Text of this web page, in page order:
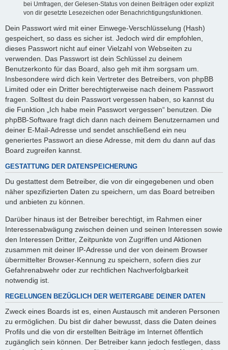
bei Umfragen, der Gelesen-Status von deinen Beiträgen oder explizit
von dir gesetzte Lesezeichen oder Benachrichtigungsfunktionen.
Dein Passwort wird mit einer Einwege-Verschlüsselung (Hash)
gespeichert, so dass es sicher ist. Jedoch wird dir empfohlen,
dieses Passwort nicht auf einer Vielzahl von Webseiten zu
verwenden. Das Passwort ist dein Schlüssel zu deinem
Benutzerkonto für das Board, also geh mit ihm sorgsam um.
Insbesondere wird dich kein Vertreter des Betreibers, von phpBB
Limited oder ein Dritter berechtigterweise nach deinem Passwort
fragen. Solltest du dein Passwort vergessen haben, so kannst du
die Funktion „Ich habe mein Passwort vergessen“ benutzen. Die
phpBB-Software fragt dich dann nach deinem Benutzernamen und
deiner E-Mail-Adresse und sendet anschließend ein neu
generiertes Passwort an diese Adresse, mit dem du dann auf das
Board zugreifen kannst.
GESTATTUNG DER DATENSPEICHERUNG
Du gestattest dem Betreiber, die von dir eingegebenen und oben
näher spezifizierten Daten zu speichern, um das Board betreiben
und anbieten zu können.
Darüber hinaus ist der Betreiber berechtigt, im Rahmen einer
Interessenabwägung zwischen deinen und seinen Interessen sowie
den Interessen Dritter, Zeitpunkte von Zugriffen und Aktionen
zusammen mit deiner IP-Adresse und der von deinem Browser
übermittelter Browser-Kennung zu speichern, sofern dies zur
Gefahrenabwehr oder zur rechtlichen Nachverfolgbarkeit
notwendig ist.
REGELUNGEN BEZÜGLICH DER WEITERGABE DEINER DATEN
Zweck eines Boards ist es, einen Austausch mit anderen Personen
zu ermöglichen. Du bist dir daher bewusst, dass die Daten deines
Profils und die von dir erstellten Beiträge im Internet öffentlich
zugänglich sein können. Der Betreiber kann jedoch festlegen, dass